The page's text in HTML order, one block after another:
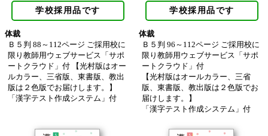
学校採用品です
体裁
Ｂ５判 88～112ページ ご採用校に
限り教師用ウェブサービス「サポ
ートクラウド」付 【光村版はオー
ルカラー、三省版、東書版、教出
版は２色版でお届けします。】
「漢字テスト作成システム」付
学校採用品です
体裁
Ｂ５判 96～112ページ ご採用校に
限り教師用ウェブサービス「サポ
ートクラウド」付
【光村版はオールカラー、三省
版、東書版、教出版は２色版でお
届けします。】
「漢字テスト作成システム」付